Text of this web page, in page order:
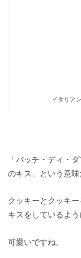
イタリア
「バッチ・ディ・
のキス」という意味
クッキーとクッキ
キスをしているよ
可愛いですね。